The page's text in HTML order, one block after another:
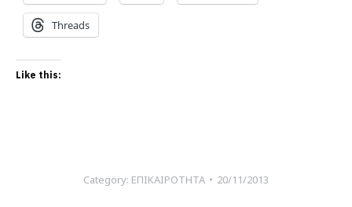
Threads
Like this:
Category: ΕΠΙΚΑΙΡΟΤΗΤΑ 20/11/2013